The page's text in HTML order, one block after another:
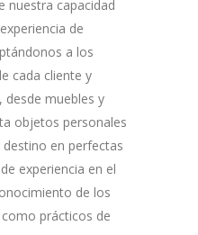
nuestra capacidad
de
a los
cada cliente y
desde muebles y
objetos personales
en perfectas
experiencia en el
de los
prácticos de